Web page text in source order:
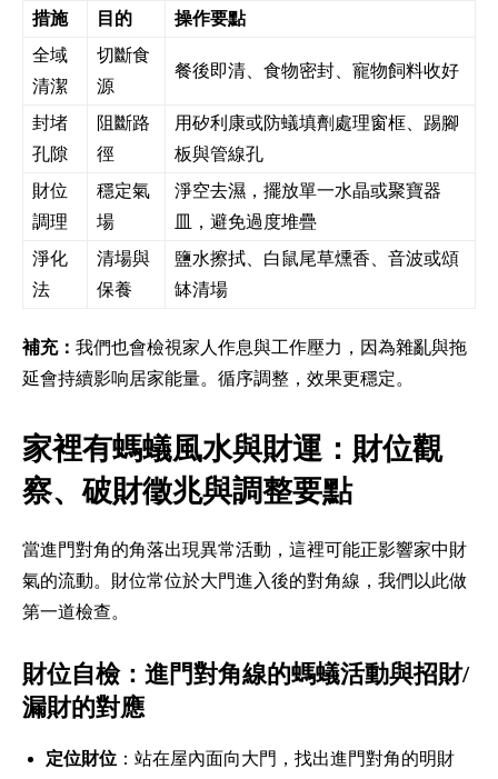
措施 目的
操作要點
全域
清潔
切斷食
源
餐後即清、食物密封、寵物飼料收好
封堵
孔隙
阻斷路
徑
用矽利康或防蟻填劑處理窗框、踢腳
板與管線孔
財位
調理
穩定氣
場
淨空去濕，擺放單一水晶或聚寶器
皿，避免過度堆疊
淨化
法
清場與
保養
鹽水擦拭、白鼠尾草燻香、音波或頌
缽清場
補充： 我們也會檢視家人作息與工作壓力，因為雜亂與拖
延會持續影响居家能量。循序調整，效果更穩定。
家裡有螞蟻風水與財運：財位觀
察、破財徵兆與調整要點
當進門對角的角落出現異常活動，這裡可能正影響家中財
氣的流動。財位常位於大門進入後的對角線，我們以此做
第一道檢查。
財位自檢：進門對角線的螞蟻活動與招財/
漏財的對應
定位財位 ：站在屋內面向大門，找出進門對角的明財